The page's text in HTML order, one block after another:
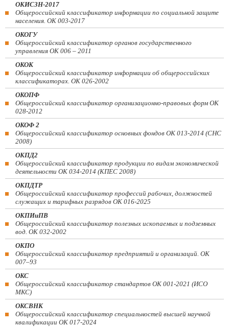
ОКИСЗН-2017
Общероссийский классификатор информации по социальной защите
населения. ОК 003-2017
ОКОГУ
Общероссийский классификатор органов государственного
управления ОК 006 – 2011
ОКОК
Общероссийский классификатор информации об общероссийских
классификаторах. ОК 026-2002
ОКОПФ
Общероссийский классификатор организационно-правовых форм ОК
028-2012
ОКОФ 2
Общероссийский классификатор основных фондов ОК 013-2014 (СНС
2008)
ОКПД2
Общероссийский классификатор продукции по видам экономической
деятельности ОК 034-2014 (КПЕС 2008)
ОКПДТР
Общероссийский классификатор профессий рабочих, должностей
служащих и тарифных разрядов ОК 016-2025
ОКПИиПВ
Общероссийский классификатор полезных ископаемых и подземных
вод. ОК 032-2002
ОКПО
Общероссийский классификатор предприятий и организаций. ОК
007–93
ОКС
Общероссийский классификатор стандартов ОК 001-2021 (ИСО
МКС)
ОКСВНК
Общероссийский классификатор специальностей высшей научной
квалификации ОК 017-2024